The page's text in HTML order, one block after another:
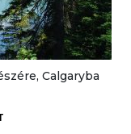
Calgaryba